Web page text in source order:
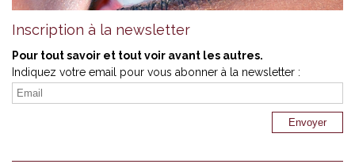
Inscription à la newsletter
Pour tout savoir et tout voir avant les autres.
Indiquez votre email pour vous abonner à la newsletter :